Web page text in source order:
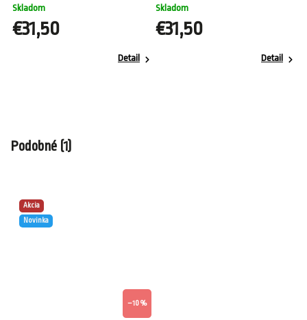
Skladom
€31,50
Detail
Skladom
€31,50
Detail
Podobné (1)
Akcia
Novinka
–10 %